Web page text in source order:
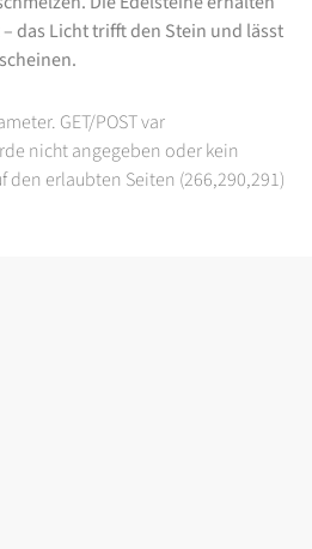
das Licht trifft den Stein und lässt
GET/POST var
nicht angegeben oder kein
den erlaubten Seiten (266,290,291)